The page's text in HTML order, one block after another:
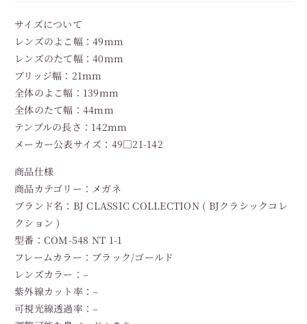
サイズについて
レンズのよこ幅：49mm
レンズのたて幅：40mm
ブリッジ幅：21mm
全体のよこ幅：139mm
全体のたて幅：44mm
テンプルの長さ：142mm
メーカー公表サイズ：49□21-142
商品仕様
商品カテゴリー：メガネ
ブランド名：BJ CLASSIC COLLECTION ( BJクラシックコレ
クション )
型番：COM-548 NT 1-1
フレームカラー：ブラック/ゴールド
レンズカラー：–
紫外線カット率：–
可視光線透過率：–